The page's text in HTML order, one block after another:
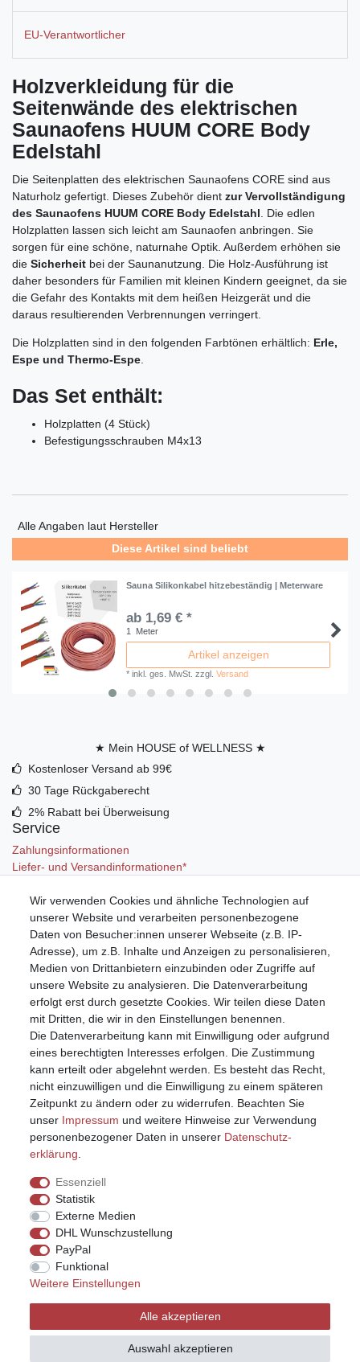
EU-Verantwortlicher
Holzverkleidung für die
Seitenwände des elektrischen
Saunaofens HUUM CORE Body
Edelstahl
Die Seitenplatten des elektrischen Saunaofens CORE sind aus
Naturholz gefertigt. Dieses Zubehör dient zur Vervollständigung
des Saunaofens HUUM CORE Body Edelstahl . Die edlen
Holzplatten lassen sich leicht am Saunaofen anbringen. Sie
sorgen für eine schöne, naturnahe Optik. Außerdem erhöhen sie
die Sicherheit bei der Saunanutzung. Die Holz-Ausführung ist
daher besonders für Familien mit kleinen Kindern geeignet, da sie
die Gefahr des Kontakts mit dem heißen Heizgerät und die
daraus resultierenden Verbrennungen verringert.
Die Holzplatten sind in den folgenden Farbtönen erhältlich: Erle,
Espe und Thermo-Espe
Das Set enthält:
Holzplatten (4 Stück)
Befestigungsschrauben M4x13
Alle Angaben laut Hersteller
Diese Artikel sind beliebt
Sauna Silikonkabel hitzebeständig | Meterware
ab 1,69 € *
1 Meter
Artikel anzeigen
*inkl. ges. MwSt. zzgl.Versand
★ Mein HOUSE of WELLNESS ★
Kostenloser Versand ab 99€
30 Tage Rückgaberecht
2% Rabatt bei Überweisung
Service
Zahlungsinformationen
Liefer- und Versandinformationen*
Mein Konto
Registrieren
Anmelden (Login)
Warenkorb
Wir verwenden Cookies und ähnliche Technologien auf
unserer Website und verarbeiten personenbezogene
Daten von Besucher:innen unserer Webseite (z.B. IP-
Adresse), um z.B. Inhalte und Anzeigen zu personalisieren,
Medien von Drittanbietern einzubinden oder Zugriffe auf
unsere Website zu analysieren. Die Datenverarbeitung
erfolgt erst durch gesetzte Cookies. Wir teilen diese Daten
mit Dritten, die wir in den Einstellungen benennen.
Die Datenverarbeitung kann mit Einwilligung oder aufgrund
eines berechtigten Interesses erfolgen. Die Zustimmung
kann erteilt oder abgelehnt werden. Es besteht das Recht,
nicht einzuwilligen und die Einwilligung zu einem späteren
Zeitpunkt zu ändern oder zu widerrufen. Beachten Sie
unser Impressum und weitere Hinweise zur Verwendung
personenbezogener Daten in unserer Daten­schutz­
erklärung
Essenziell
Statistik
Externe Medien
DHL Wunschzustellung
PayPal
Funktional
Weitere Einstellungen
Alle akzeptieren
Auswahl akzeptieren
Vertrag widerrufen